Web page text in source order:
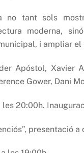
no tant sols
moderna,
i ampliar el
Apóstol, Xavier
Gower, Dani
les 20:00h.
presentació